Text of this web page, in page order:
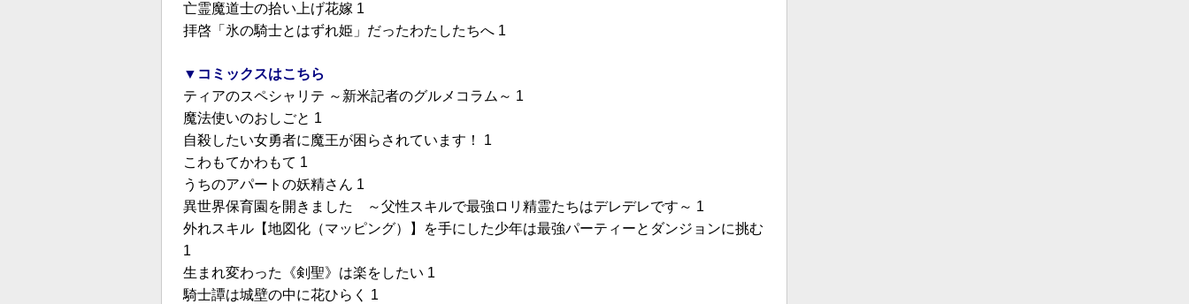
亡霊魔道士の拾い上げ花嫁 1
拝啓「氷の騎士とはずれ姫」だったわたしたちへ 1
▼コミックスはこちら
ティアのスペシャリテ ～新米記者のグルメコラム～ 1
魔法使いのおしごと 1
自殺したい女勇者に魔王が困らされています！ 1
こわもてかわもて 1
うちのアパートの妖精さん 1
異世界保育園を開きました ～父性スキルで最強ロリ精霊たちはデレデレです～ 1
外れスキル【地図化（マッピング）】を手にした少年は最強パーティーとダンジョンに挑む
1
生まれ変わった《剣聖》は楽をしたい 1
騎士譚は城壁の中に花ひらく 1